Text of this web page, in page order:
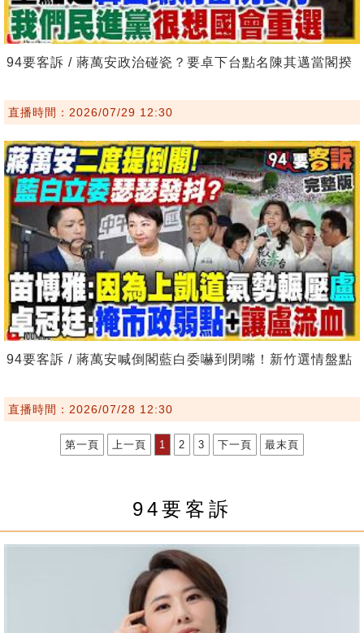
94要客訴 / 蔣萬安政治碰瓷？要卓下台點名陳其邁當閣揆
直播時間：2026/07/29 12:30
94要客訴 / 蔣萬安喊倒閣藍白委嚇到閉嘴！新竹選情盤點
直播時間：2026/07/28 12:30
第一頁 上一頁 1 2 3 下一頁 最末頁
94要客訴